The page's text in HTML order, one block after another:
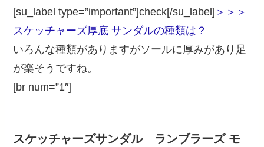
[su_label type=”important”]check[/su_label] ＞＞＞
スケッチャーズ厚底 サンダルの種類は？
いろんな種類がありますがソールに厚みがあり足
が楽そうですね。
[br num=”1″]
スケッチャーズサンダル ランブラーズ モ